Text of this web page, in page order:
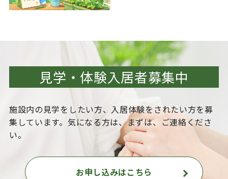
見学・体験入居者募集中
施設内の見学をしたい方、入居体験をされたい方を募
集しています。気になる方は、まずは、ご連絡くださ
い。
お申し込みはこちら